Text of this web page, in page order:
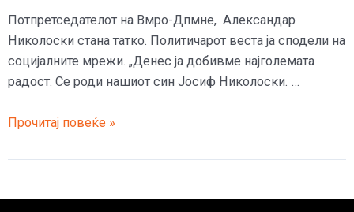
Потпретседателот на Вмро-Дпмне, Александар
Николоски стана татко. Политичарот веста ја сподели на
социјалните мрежи. „Денес ја добивме најголемата
радост. Се роди нашиот син Јосиф Николоски. …
Александар
стана
синот
Прочитај повеќе »